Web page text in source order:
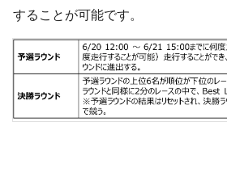
することが可能です。